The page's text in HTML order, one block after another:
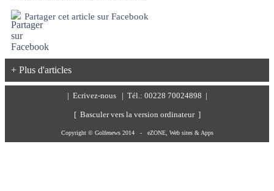
Partager cet article sur Facebook
+ Plus d'articles
Ecrivez-nous | Tél.: 00228 70024898 |
[ Basculer vers la version ordinateur ]
Copyright © Golfenews 2014 - eZONE, Web sites & Apps